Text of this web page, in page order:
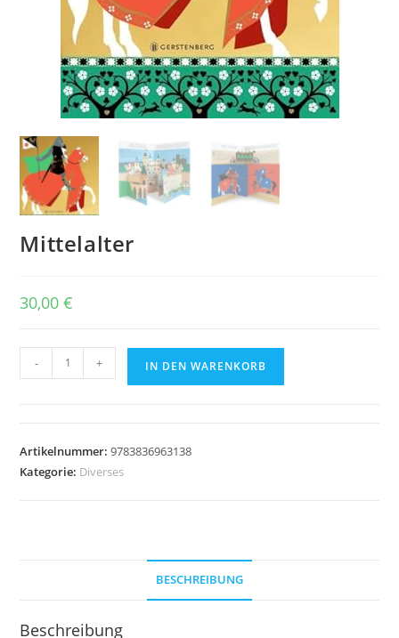
Mittelalter
30,00€
Mittelalter
Menge
- + IN DEN WARENKORB
Artikelnummer:9783836963138
Kategorie: Diverses
BESCHREIBUNG
Beschreibung